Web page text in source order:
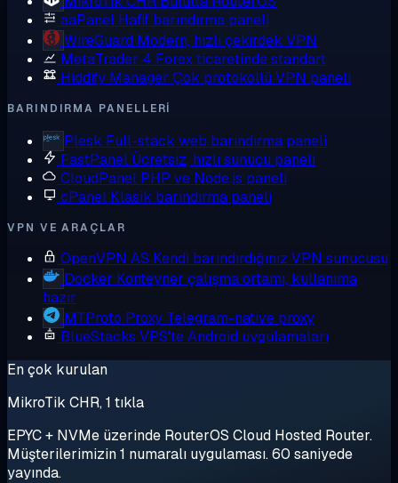
aaPanel Hafif barındırma paneli
WireGuard Modern, hızlı çekirdek VPN
MetaTrader 4 Forex ticaretinde standart
Hiddify Manager Çok protokollü VPN paneli
BARINDIRMA PANELLERI
Plesk Full-stack web barındırma paneli
FastPanel Ücretsiz, hızlı sunucu paneli
CloudPanel PHP ve Node.js paneli
cPanel Klasik barındırma paneli
VPN VE ARAÇLAR
OpenVPN AS Kendi barındırdığınız VPN sunucusu
Docker Konteyner çalışma ortamı, kullanıma
hazır
MTProto Proxy Telegram-native proxy
BlueStacks VPS'te Android uygulamaları
En çok kurulan
MikroTik CHR, 1 tıkla
EPYC + NVMe üzerinde RouterOS Cloud Hosted Router.
Müşterilerimizin 1 numaralı uygulaması. 60 saniyede
yayında.